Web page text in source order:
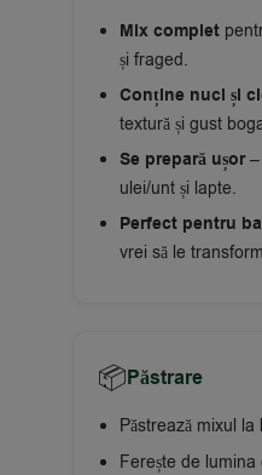
Mix complet
și fraged.
Conține nuci și
textură și gust
Se prepară ușor–
ulei/unt și lapte.
Perfect pentru
vrei să le
📦Păstrare
Păstrează mixul la
Ferește de